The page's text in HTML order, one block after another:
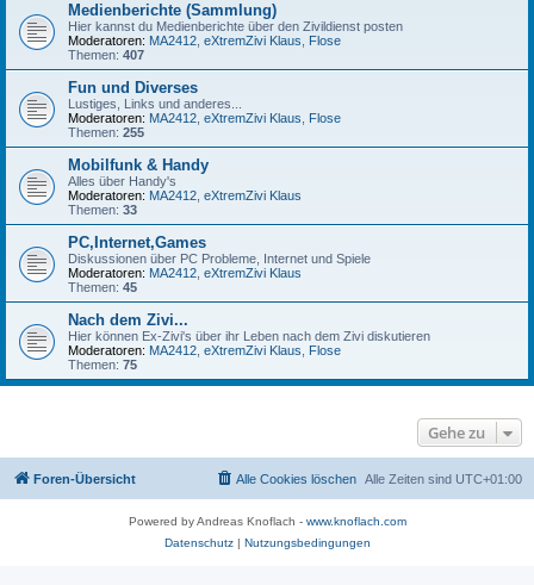
Medienberichte (Sammlung)
Hier kannst du Medienberichte über den Zivildienst posten
Moderatoren: MA2412 eXtremZivi Klaus
Flose
Themen: 407
Fun und Diverses
Lustiges, Links und anderes...
Moderatoren: MA2412 eXtremZivi Klaus
Flose
Themen: 255
Mobilfunk & Handy
Alles über Handy's
Moderatoren: MA2412 eXtremZivi Klaus
Themen: 33
PC,Internet,Games
Diskussionen über PC Probleme, Internet und Spiele
Moderatoren: MA2412 eXtremZivi Klaus
Themen: 45
Nach dem Zivi...
Hier können Ex-Zivi's über ihr Leben nach dem Zivi diskutieren
Moderatoren: MA2412 eXtremZivi Klaus
Flose
Themen: 75
Gehe zu
Foren-Übersicht Alle Zeiten sind UTC+01:00
Alle Cookies löschen
Powered by Andreas Knoflach - www.knoflach.com
Datenschutz| Nutzungsbedingungen